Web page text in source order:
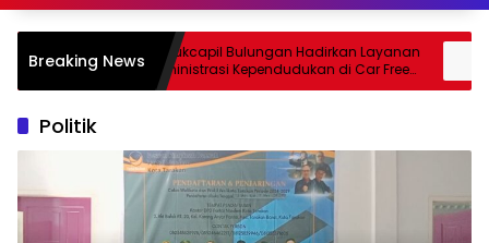
Breaking News
PAD
Disdukcapil Bulungan Hadirkan Layanan
Administrasi Kependudukan di Car Free
Day Tebu Kayan
Politik